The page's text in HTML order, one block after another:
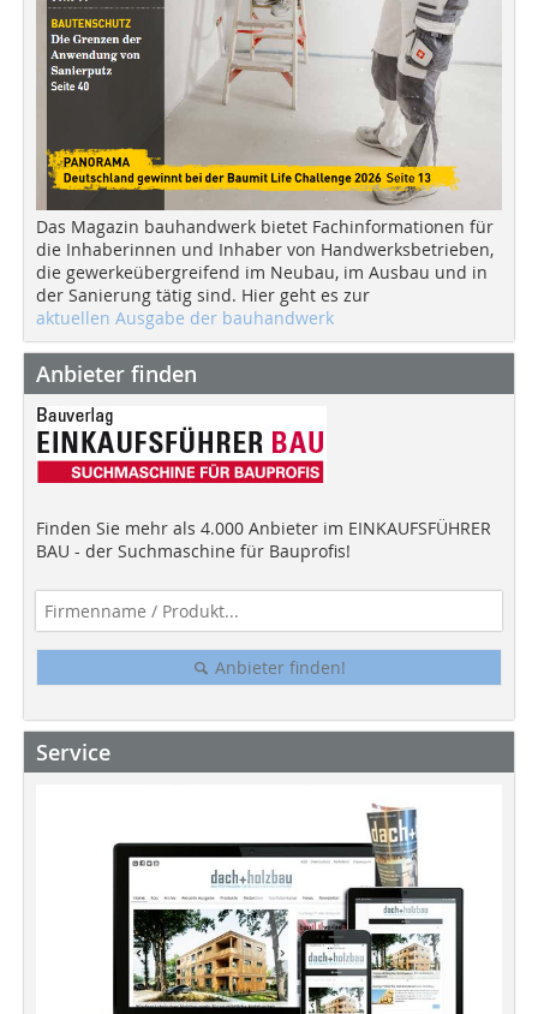
Das Magazin bauhandwerk bietet Fachinformationen für
die Inhaberinnen und Inhaber von Handwerksbetrieben,
die gewerkeübergreifend im Neubau, im Ausbau und in
der Sanierung tätig sind. Hier geht es zur
aktuellen Ausgabe der bauhandwerk
Anbieter finden
Finden Sie mehr als 4.000 Anbieter im EINKAUFSFÜHRER
BAU - der Suchmaschine für Bauprofis!
Anbieter finden!
Service